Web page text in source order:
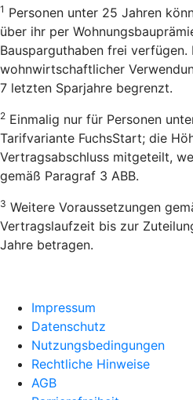
1 Personen unter 25 Jahren
über ihr per
Bausparguthaben frei verfügen.
wohnwirtschaftlicher
7 letzten Sparjahre begrenzt.
2 Einmalig nur für Personen
Tarifvariante FuchsStart; die
Vertragsabschluss mitgeteilt,
gemäß Paragraf 3 ABB.
3 Weitere Voraussetzungen
Vertragslaufzeit bis zur
Jahre betragen.
Impressum
Datenschutz
Nutzungsbedingungen
Rechtliche Hinweise
AGB